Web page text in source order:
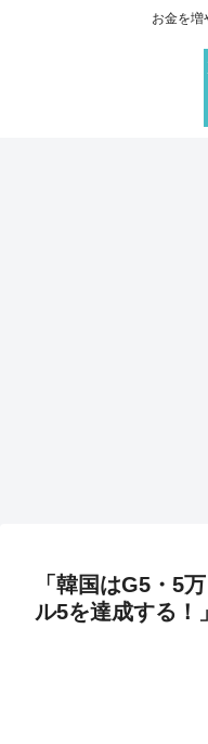
お金を増
「韓国はG5・5
ル5を達成する！